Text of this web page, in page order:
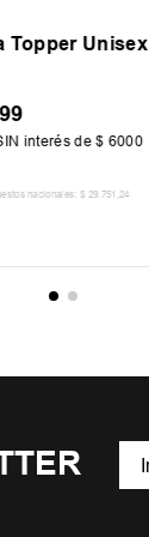
Topper Unisex
interés de$ 6000
nacionales: $ 29.751 ,24